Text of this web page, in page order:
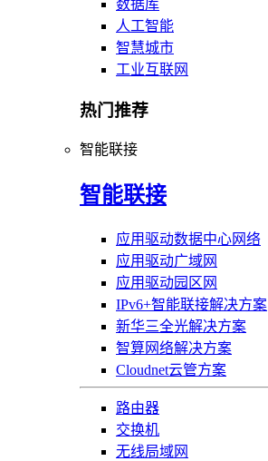
数据库
人工智能
智慧城市
工业互联网
热门推荐
智能联接
智能联接
应用驱动数据中心网络
应用驱动广域网
应用驱动园区网
IPv6+智能联接解决方案
新华三全光解决方案
智算网络解决方案
Cloudnet云管方案
路由器
交换机
无线局域网